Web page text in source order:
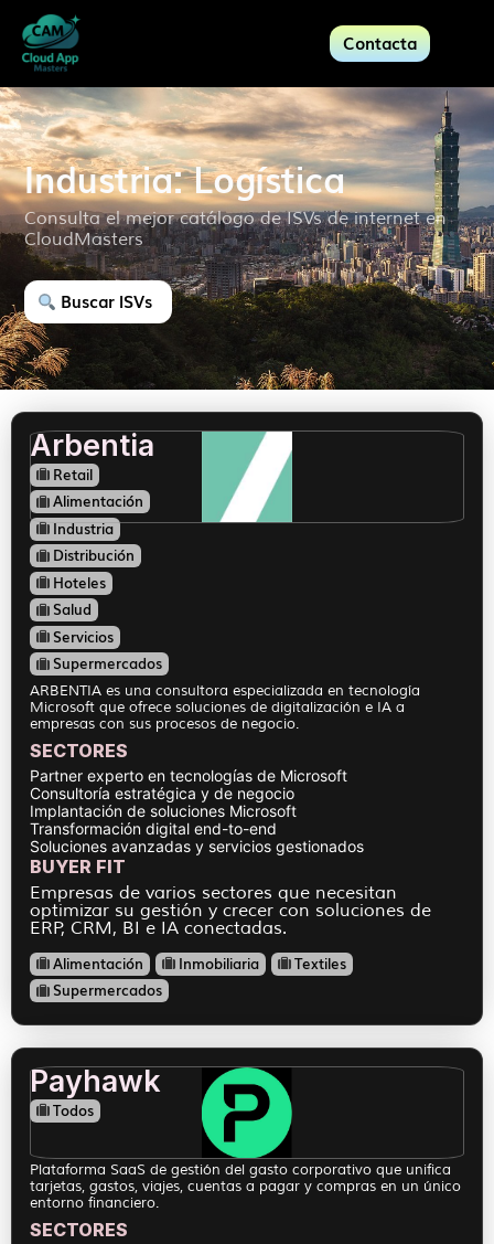
Contacta
Industria: Logística
Consulta el mejor catálogo de ISVs de internet en
CloudMasters
Buscar ISVs
Arbentia
Retail
Alimentación
Industria
Distribución
Hoteles
Salud
Servicios
Supermercados
ARBENTIA es una consultora especializada en tecnología
Microsoft que ofrece soluciones de digitalización e IA a
empresas con sus procesos de negocio.
SECTORES
Partner experto en tecnologías de Microsoft
Consultoría estratégica y de negocio
Implantación de soluciones Microsoft
Transformación digital end-to-end
Soluciones avanzadas y servicios gestionados
BUYER FIT
Empresas de varios sectores que necesitan
optimizar su gestión y crecer con soluciones de
ERP, CRM, BI e IA conectadas.
Alimentación Inmobiliaria
Textiles
Supermercados
Payhawk
Todos
Plataforma SaaS de gestión del gasto corporativo que unifica
tarjetas, gastos, viajes, cuentas a pagar y compras en un único
entorno financiero.
SECTORES